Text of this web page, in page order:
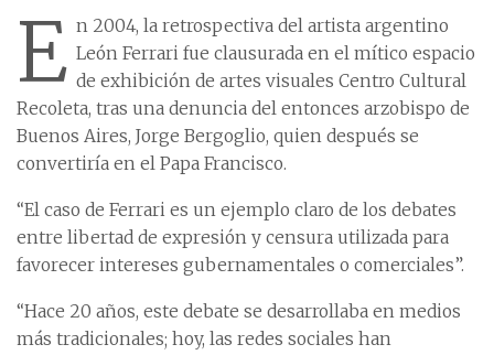
E n 2004, la retrospectiva del artista argentino
León Ferrari fue clausurada en el mítico espacio
de exhibición de artes visuales Centro Cultural
Recoleta, tras una denuncia del entonces arzobispo de
Buenos Aires, Jorge Bergoglio, quien después se
convertiría en el Papa Francisco.
“El caso de Ferrari es un ejemplo claro de los debates
entre libertad de expresión y censura utilizada para
favorecer intereses gubernamentales o comerciales”.
“Hace 20 años, este debate se desarrollaba en medios
más tradicionales; hoy, las redes sociales han